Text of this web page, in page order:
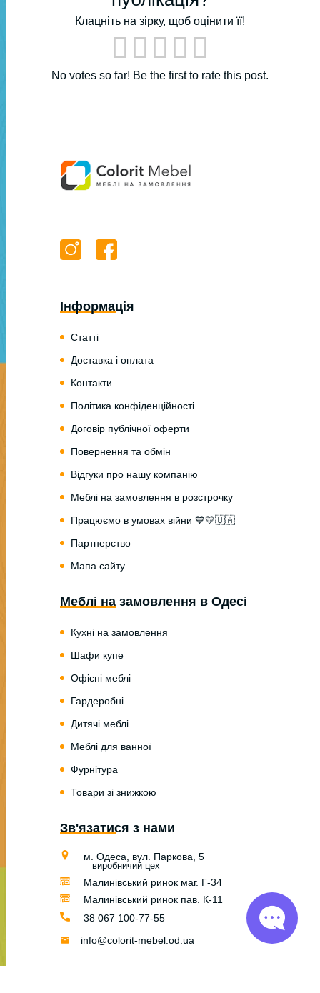
Клацніть на зірку, щоб оцінити її!
No votes so far! Be the first to rate this post.
Інформація
Статті
Доставка і оплата
Контакти
Політика конфіденційності
Договір публічної оферти
Повернення та обмін
Відгуки про нашу компанію
Меблі на замовлення в розстрочку
Працюємо в умовах війни 💙💛🇺🇦
Партнерство
Мапа сайту
Меблі на замовлення в Одесі
Кухні на замовлення
Шафи купе
Офісні меблі
Гардеробні
Дитячі меблі
Меблі для ванної
Фурнітура
Товари зі знижкою
Зв'язатися з нами
м. Одеса, вул. Паркова, 5
виробничий цех
Малинівський ринок маг. Г-34
Малинівський ринок пав. К-11
38 067 100-77-55
info@colorit-mebel.od.ua